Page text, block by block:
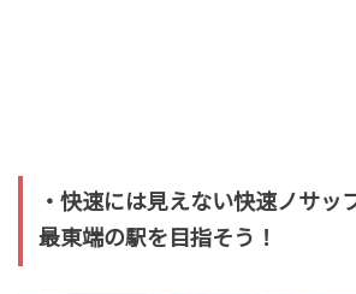
・快速には見えない快速ノサッ
最東端の駅を目指そう！